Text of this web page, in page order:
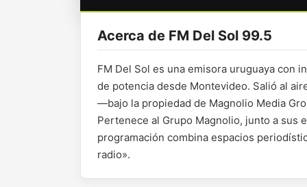
Acerca de FM Del Sol 99.5
FM Del Sol es una emisora uruguaya con
de potencia desde Montevideo. Salió al
—bajo la propiedad de Magnolio Media
Pertenece al Grupo Magnolio, junto a sus
programación combina espacios
radio».